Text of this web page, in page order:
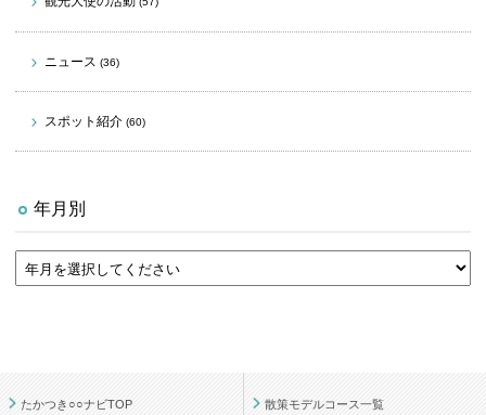
ニュース (36)
スポット紹介 (60)
年月別
たかつき○○ナビTOP 散策モデルコース一覧